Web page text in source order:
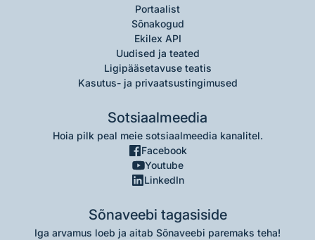
Portaalist
Sõnakogud
Ekilex API
Uudised ja teated
Ligipääsetavuse teatis
Kasutus- ja privaatsustingimused
Sotsiaalmeedia
Hoia pilk peal meie sotsiaalmeedia kanalitel.
Facebook
Youtube
LinkedIn
Sõnaveebi tagasiside
Iga arvamus loeb ja aitab Sõnaveebi paremaks teha!